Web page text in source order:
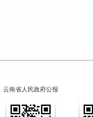
云南省人民政府公报